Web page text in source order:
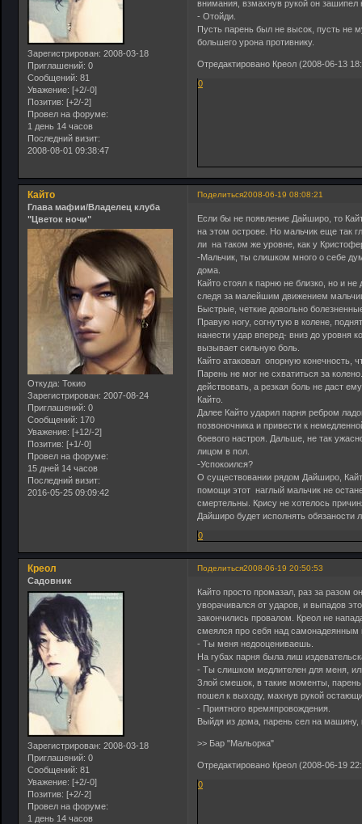
Зарегистрирован: 2008-03-18
Приглашений: 0
Сообщений: 81
Уважение: [+2/-0]
Позитив: [+2/-2]
Провел на форуме:
1 день 14 часов
Последний визит:
2008-08-01 09:38:47
внимания, взмахнув рукой он зашипел
- Отойди.
Пусть парень был не высок, пусть не
большего урона противнику.
Отредактировано Креол (2008-06-13
0
Поделиться2008-06-19 08:08:21
Кайто
Глава мафии/Владелец клуба
"Цветок ночи"
Откуда: Токио
Зарегистрирован: 2007-08-24
Приглашений: 0
Сообщений: 170
Уважение: [+12/-2]
Позитив: [+1/-0]
Провел на форуме:
15 дней 14 часов
Последний визит:
2016-05-25 09:09:42
Если бы не появление Дайширо, то
на этом острове. Но мальчик еще так
ли на таком же уровне, как у
-Мальчик, ты слишком много о себе
дома.
Кайто стоял к парню не близко, но и
следя за малейшим движением
Быстрые, четкие довольно
Правую ногу, согнутую в колене,
нанести удар вперед- вниз до уровня
вызывает сильную боль.
Кайто атаковал опорную конечность,
Парень не мог не схватиться за
действовать, а резкая боль не даст
Кайто.
Далее Кайто ударил парня ребром
позвоночника и привести к
боевого настроя. Дальше, не так
лицом в пол.
-Успокоился?
О существовании рядом Дайширо,
помощи этот наглый мальчик не
смертельны. Крису не хотелось
Дайширо будет исполнять обязаности
0
Поделиться2008-06-19 20:50:53
Креол
Садовник
Зарегистрирован: 2008-03-18
Приглашений: 0
Сообщений: 81
Уважение: [+2/-0]
Позитив: [+2/-2]
Провел на форуме:
1 день 14 часов
Кайто просто промазал, раз за разом
уворачивался от ударов, и выпадов
закончились провалом. Креол не
смеялся про себя над самонадеянным
- Ты меня недооцениваешь.
На губах парня была лиш
- Ты слишком медлителен для меня,
Злой смешок, в такие моменты,
пошел к выходу, махнув рукой
- Приятного времяпровождения.
Выйдя из дома, парень сел на машину,
>> Бар "Мальорка"
Отредактировано Креол (2008-06-19
0